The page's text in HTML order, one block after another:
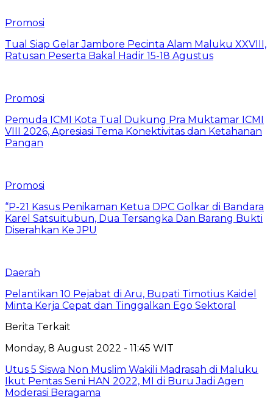
Promosi
Tual Siap Gelar Jambore Pecinta Alam Maluku XXVIII,
Ratusan Peserta Bakal Hadir 15-18 Agustus
Promosi
Pemuda ICMI Kota Tual Dukung Pra Muktamar ICMI
VIII 2026, Apresiasi Tema Konektivitas dan Ketahanan
Pangan
Promosi
“P-21 Kasus Penikaman Ketua DPC Golkar di Bandara
Karel Satsuitubun, Dua Tersangka Dan Barang Bukti
Diserahkan Ke JPU
Daerah
Pelantikan 10 Pejabat di Aru, Bupati Timotius Kaidel
Minta Kerja Cepat dan Tinggalkan Ego Sektoral
Berita Terkait
Monday, 8 August 2022 - 11:45 WIT
Utus 5 Siswa Non Muslim Wakili Madrasah di Maluku
Ikut Pentas Seni HAN 2022, MI di Buru Jadi Agen
Moderasi Beragama